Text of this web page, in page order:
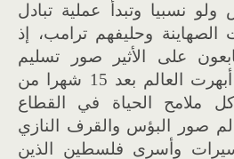
نسبيا وتبدأ عملية تبادل
الصهاينة وحليفهم ترامب، إذ
على الأثير صور تسليم
الرهائن في مشهدية أبهرت العالم بعد 15 شهرا من
ملامح الحياة في القطاع
صور البؤس والقرف النازي
وأسرى فلسطين الذين